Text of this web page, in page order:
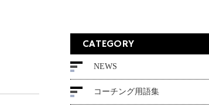
CATEGORY
NEWS
コーチング用語集